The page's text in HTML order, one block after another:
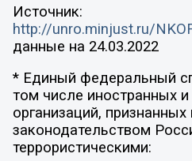
Источник:
http://unro.minjust.ru/
данные на 24.03.2022
* Единый федеральный
том числе иностранных
организаций, признанных
законодательством
террористическими: